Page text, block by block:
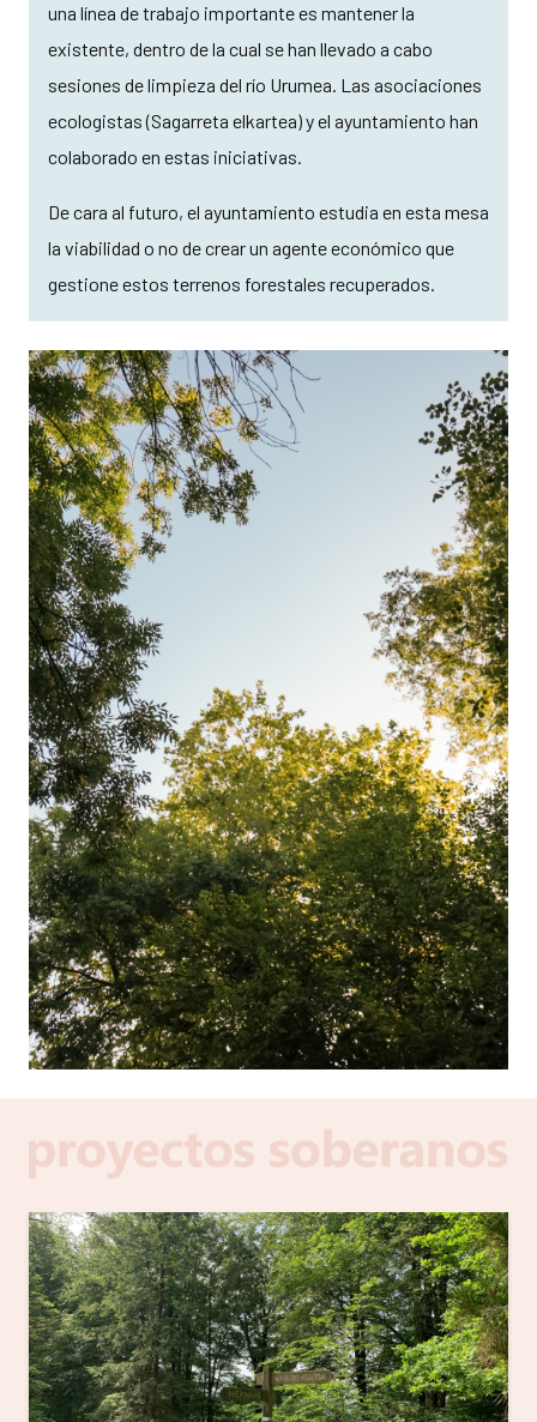
una línea de trabajo importante es mantener la
existente, dentro de la cual se han llevado a cabo
sesiones de limpieza del río Urumea. Las asociaciones
ecologistas (Sagarreta elkartea) y el ayuntamiento han
colaborado en estas iniciativas.
De cara al futuro, el ayuntamiento estudia en esta mesa
la viabilidad o no de crear un agente económico que
gestione estos terrenos forestales recuperados.